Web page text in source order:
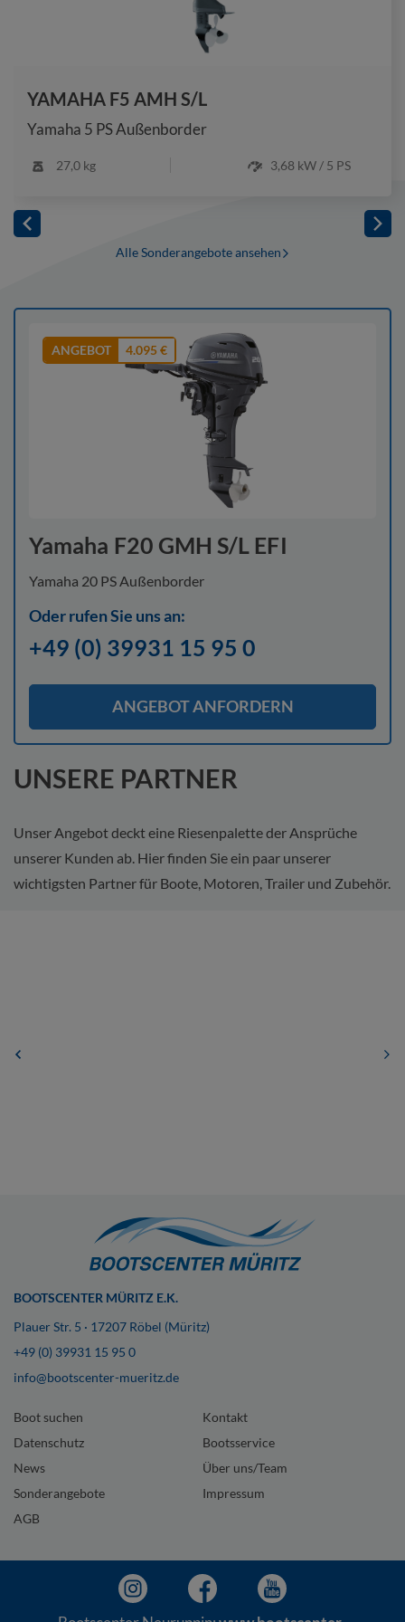
YAMAHA F5 AMH S/L
Yamaha 5 PS Außenborder
27,0 kg 3,68 kW / 5 PS
Alle Sonderangebote ansehen
Yamaha F20 GMH S/L EFI
Yamaha 20 PS Außenborder
Oder rufen Sie uns an:
+49 (0) 39931 15 95 0
ANGEBOT ANFORDERN
ANGEBOT 4.095 €
UNSERE PARTNER
Unser Angebot deckt eine Riesenpalette der Ansprüche
unserer Kunden ab. Hier finden Sie ein paar unserer
wichtigsten Partner für Boote, Motoren, Trailer und Zubehör.
BOOTSCENTER MÜRITZ E.K.
Plauer Str. 5 · 17207 Röbel (Müritz)
+49 (0) 39931 15 95 0
info@bootscenter-mueritz.de
Boot suchen
Kontakt
Datenschutz
Bootsservice
News
Über uns/Team
Sonderangebote
Impressum
AGB